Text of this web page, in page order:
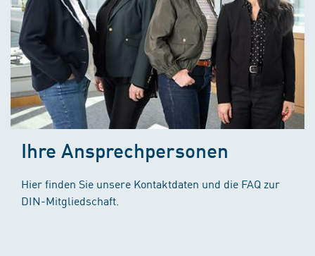
Ihre Ansprechpersonen
Hier finden Sie unsere Kontaktdaten und die FAQ zur
DIN-Mitgliedschaft.